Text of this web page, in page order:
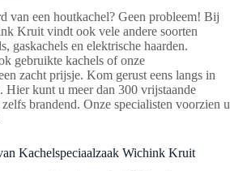
van een houtkachel? Geen probleem! Bij
Kruit vindt ook vele andere soorten
gaskachels en elektrische haarden.
gebruikte kachels of onze
zacht prijsje. Kom gerust eens langs in
Hier kunt u meer dan 300 vrijstaande
brandend. Onze specialisten voorzien u
Kachelspeciaalzaak Wichink Kruit